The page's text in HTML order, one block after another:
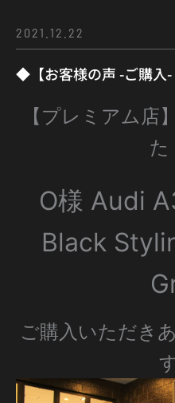
2021.12.22
◆【お客様の声 -ご購入-
【プレミアム店
た
O様 Audi
Black
ご購入いただき